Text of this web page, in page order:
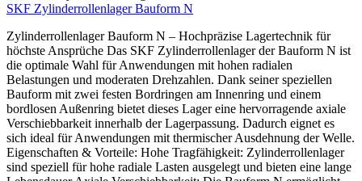
SKF Zylinderrollenlager Bauform N
Zylinderrollenlager Bauform N – Hochpräzise Lagertechnik für
höchste Ansprüche Das SKF Zylinderrollenlager der Bauform N ist
die optimale Wahl für Anwendungen mit hohen radialen
Belastungen und moderaten Drehzahlen. Dank seiner speziellen
Bauform mit zwei festen Bordringen am Innenring und einem
bordlosen Außenring bietet dieses Lager eine hervorragende axiale
Verschiebbarkeit innerhalb der Lagerpassung. Dadurch eignet es
sich ideal für Anwendungen mit thermischer Ausdehnung der Welle.
Eigenschaften & Vorteile: Hohe Tragfähigkeit: Zylinderrollenlager
sind speziell für hohe radiale Lasten ausgelegt und bieten eine lange